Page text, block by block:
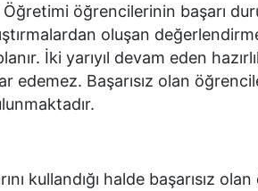
öğrencilerinin başarı
oluşan
İki yarıyıl devam eden
edemez. Başarısız olan
kullandığı halde başarısız